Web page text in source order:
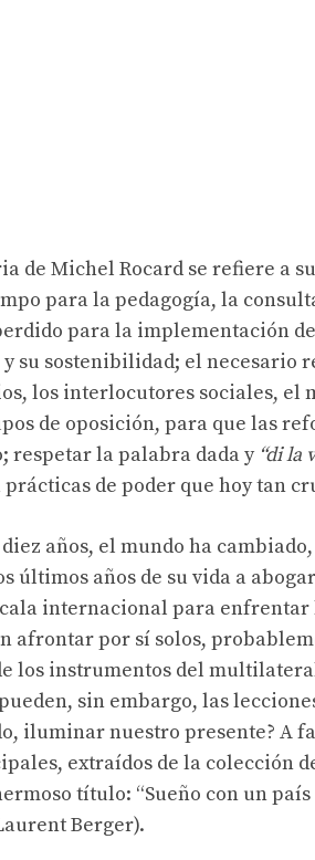
de Michel Rocard se refiere a
para la pedagogía, la
para la implementación
su sostenibilidad; el necesario
los interlocutores sociales, el
de oposición, para que las
respetar la palabra dada y “di la
prácticas de poder que hoy tan
años, el mundo ha
últimos años de su vida a
internacional para
afrontar por sí solos,
los instrumentos del
sin embargo, las
iluminar nuestro presente? A
extraídos de la colección
título: “Sueño con un
Berger).